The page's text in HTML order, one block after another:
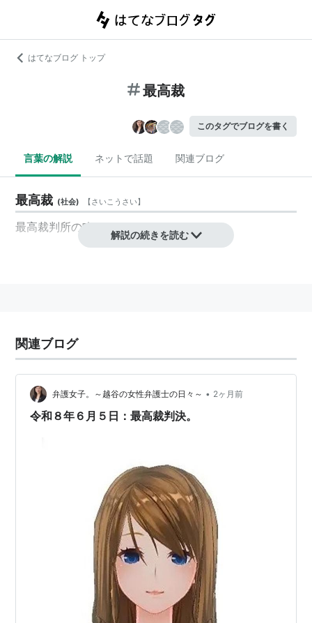
はてなブログ トップ
最高裁
このタグでブログを書く
言葉の解説 ネットで話題 関連ブログ
最高裁 (社会) 【さいこうさい】
最高裁判所の略。
解説の続きを読む
関連ブログ
弁護女子。～越谷の女性弁護士の日々～ • 2ヶ月前
令和８年６月５日：最高裁判決。